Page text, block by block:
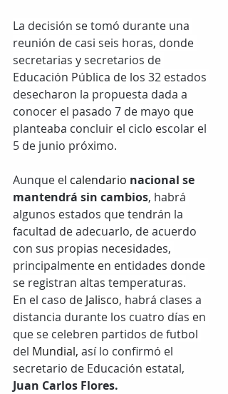
La decisión se tomó durante una
reunión de casi seis horas, donde
secretarias y secretarios de
Educación Pública de los 32 estados
desecharon la propuesta dada a
conocer el pasado 7 de mayo que
planteaba concluir el ciclo escolar el
5 de junio próximo.
Aunque el calendario nacional se
mantendrá sin cambios, habrá
algunos estados que tendrán la
facultad de adecuarlo, de acuerdo
con sus propias necesidades,
principalmente en entidades donde
se registran altas temperaturas.
En el caso de Jalisco, habrá clases a
distancia durante los cuatro días en
que se celebren partidos de futbol
del Mundial, así lo confirmó el
secretario de Educación estatal,
Juan Carlos Flores.